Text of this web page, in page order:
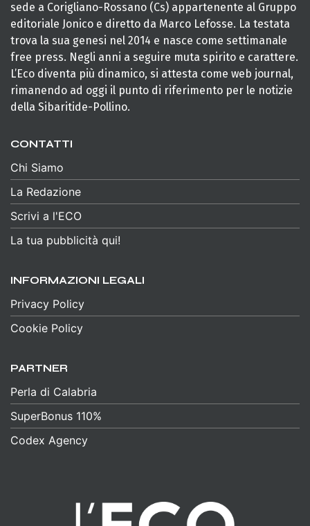
sede a Corigliano-Rossano (Cs) appartenente al Gruppo
editoriale Jonico e diretto da Marco Lefosse. La testata
trova la sua genesi nel 2014 e nasce come settimanale
free press. Negli anni a seguire muta spirito e carattere.
L’Eco diventa più dinamico, si attesta come web journal,
rimanendo ad oggi il punto di riferimento per le notizie
della Sibaritide-Pollino.
CONTATTI
Chi Siamo
La Redazione
Scrivi a l'ECO
La tua pubblicità qui!
INFORMAZIONI LEGALI
Privacy Policy
Cookie Policy
PARTNER
Perla di Calabria
SuperBonus 110%
Codex Agency